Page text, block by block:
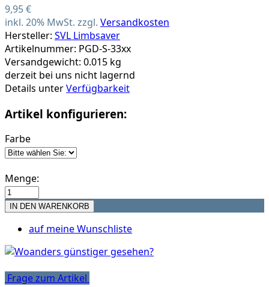
9,95 €
inkl. 20% MwSt. zzgl. Versandkosten
Hersteller: SVL Limbsaver
Artikelnummer: PGD-S-33xx
Versandgewicht: 0.015 kg
derzeit bei uns nicht lagernd
Details unterVerfügbarkeit
Artikel konfigurieren:
Farbe
Menge:
auf meine Wunschliste
Frage zum Artikel